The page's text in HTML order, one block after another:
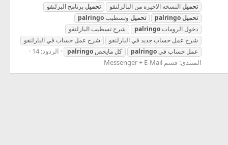
تحميل النسخه الاخيره من البالرلنقو تحميل برنامج البرلنقو
تحميل palringo تحميل وتسطيبpalringo
دخول الروماتpalringo
شرح تسطيب البارلنقو
شرح عمل حساب جديد في البارلنقو
شرح عمل حساب في البارلنقو
عمل حساب فيpalringo كل مايخص palringo
الردود: 14
المنتدى: قسم Messenger + E-Mail